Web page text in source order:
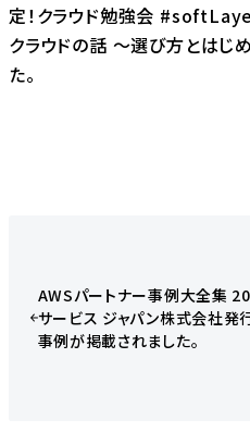
定！クラウド勉強会
クラウドの話 ～選び方とはじ
た。
AWSパートナー事例大全集
サービス ジャパン株式会社発
事例が掲載されました。